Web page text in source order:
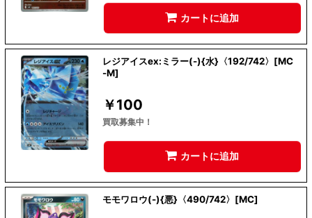
カートに追加
レジアイスex:ミラー(-){水}〈192/742〉[MC
-M]
￥100
買取募集中！
カートに追加
モモワロウ(-){悪}〈490/742〉[MC]